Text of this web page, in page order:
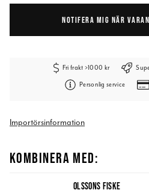
NOTIFERA MIG NÄR
Fri frakt >1000 kr
Personlig service
Importörsinformation
KOMBINERA MED:
OLSSONS FISKE